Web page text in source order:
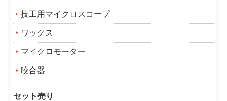
技工用マイクロスコープ
ワックス
マイクロモーター
咬合器
セット売り